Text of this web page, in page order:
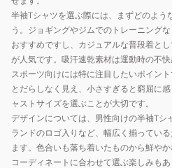
半袖Tシャツを選ぶ際には、まずどのよう
う。ジョギングやジムでのトレーニング
おすすめですし、カジュアルな普段着と
が人気です。吸汗速乾素材は運動時の不
スポーツ向けには特に注目したいポイン
とだらしなく見え、小さすぎると窮屈に
ャストサイズを選ぶことが大切です。
デザインについては、男性向けの半袖Tシ
ランドのロゴ入りなど、幅広く揃ってい
ます。色合いも落ち着いたものから鮮や
コーディネートに合わせて選ぶ楽しみも